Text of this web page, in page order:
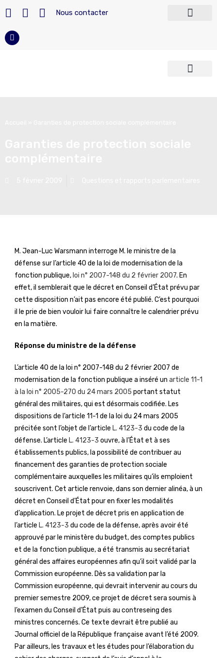
Nous contacter
M. Jean-Luc Warsmann interroge M. le ministre de la
défense sur l’article 40 de la loi de modernisation de la
fonction publique, loi n° 2007-148 du 2 février 2007. En
effet, il semblerait que le décret en Conseil d’État prévu par
cette disposition n’ait pas encore été publié. C’est pourquoi
il le prie de bien vouloir lui faire connaître le calendrier prévu
en la matière.
Réponse du ministre de la défense
L’article 40 de la loi n° 2007-148 du 2 février 2007 de
modernisation de la fonction publique a inséré un article 11-1
à la loi n° 2005-270 du 24 mars 2005 portant statut
général des militaires, qui est désormais codifiée. Les
dispositions de l’article 11-1 de la loi du 24 mars 2005
précitée sont l’objet de l’article L. 4123-3 du code de la
défense. L’article L. 4123-3 ouvre, à l’État et à ses
établissements publics, la possibilité de contribuer au
financement des garanties de protection sociale
complémentaire auxquelles les militaires qu’ils emploient
souscrivent. Cet article renvoie, dans son dernier alinéa, à un
décret en Conseil d’État pour en fixer les modalités
d’application. Le projet de décret pris en application de
l’article L. 4123-3 du code de la défense, après avoir été
approuvé par le ministère du budget, des comptes publics
et de la fonction publique, a été transmis au secrétariat
général des affaires européennes afin qu’il soit validé par la
Commission européenne. Dès sa validation par la
Commission européenne, qui devrait intervenir au cours du
premier semestre 2009, ce projet de décret sera soumis à
l’examen du Conseil d’État puis au contreseing des
ministres concernés. Ce texte devrait être publié au
Journal officiel de la République française avant l’été 2009.
Par ailleurs, les travaux et les études pour l’élaboration du